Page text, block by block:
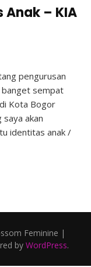
– KIA
Anak
KIA
pengurusan
banget sempat
Kota Bogor
akan
identitas anak /
Feminine |
by WordPress.